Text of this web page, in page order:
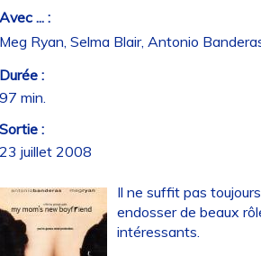
... :
Ryan, Selma Blair, Antonio
:
min.
:
juillet 2008
Il ne suffit pas
endosser de beaux
intéressants.